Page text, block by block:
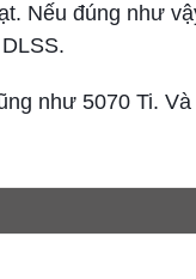
Nếu đúng như
như 5070 Ti. Và